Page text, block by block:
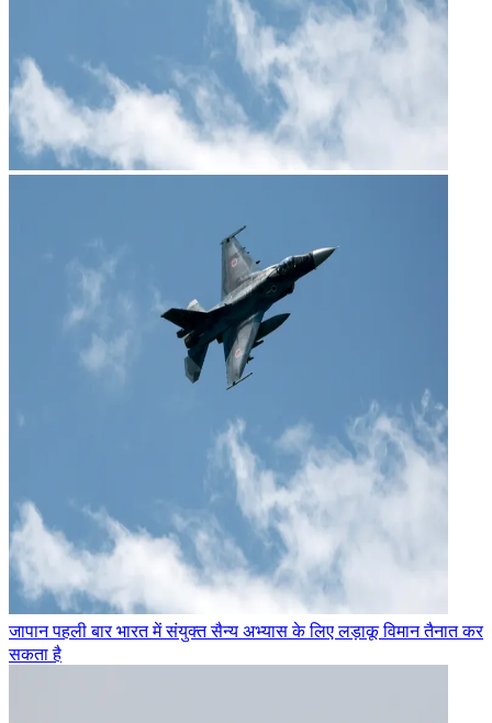
जापान पहली बार भारत में संयुक्त सैन्य अभ्यास के लिए लड़ाकू विमान तैनात कर
सकता है